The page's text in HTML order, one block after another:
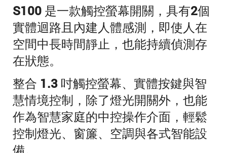
S100 是一款觸控螢幕開關，具有2個
實體迴路且內建人體感測，即使人在
空間中長時間靜止，也能持續偵測存
在狀態。
整合 1.3 吋觸控螢幕、實體按鍵與智
慧情境控制，除了燈光開關外，也能
作為智慧家庭的中控操作介面，輕鬆
控制燈光、窗簾、空調與各式智能設